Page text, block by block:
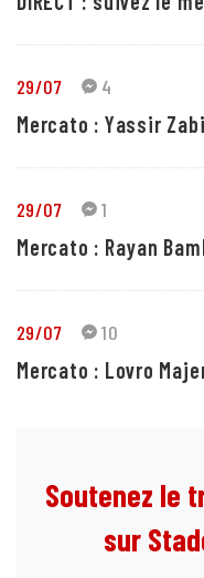
29/07 4
Mercato : Yassir
29/07 1
Mercato : Rayan
29/07 10
Mercato : Lovro
Soutenez le
sur